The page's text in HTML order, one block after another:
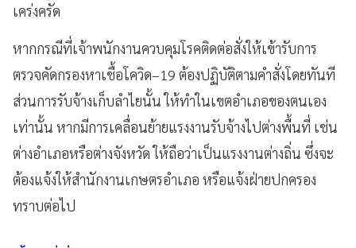
เคร่งครัด
หากกรณีที่เจ้าพนักงานควบคุมโรคติดต่อสั่งให้เข้ารับการ
ตรวจคัดกรองหาเชื้อโควิด–19 ต้องปฏิบัติตามคำสั่งโดยทันที
ส่วนการรับจ้างเก็บลำไยนั้น ให้ทำในเขตอำเภอของตนเอง
เท่านั้น หากมีการเคลื่อนย้ายแรงงานรับจ้างไปต่างพื้นที่ เช่น
ต่างอำเภอหรือต่างจังหวัด ให้ถือว่าเป็นแรงงานต่างถิ่น ซึ่งจะ
ต้องแจ้งให้สำนักงานเกษตรอำเภอ หรือแจ้งฝ่ายปกครอง
ทราบต่อไป